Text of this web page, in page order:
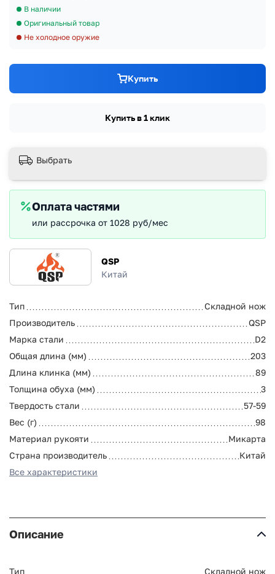
QSP
Китай
Тип
Складной нож
Производитель
QSP
Марка стали
D2
Общая длина (мм)
203
Длина клинка (мм)
89
Толщина обуха (мм)
3
Твердость стали
57-59
Вес (г)
98
Материал рукояти
Микарта
Страна производитель
Китай
Все характеристики
В наличии
Оригинальный товар
Не холодное оружие
Купить
Купить в 1 клик
Выбрать
Оплата частями
или рассрочка от 1028 руб/мес
Описание
Тип Складной нож